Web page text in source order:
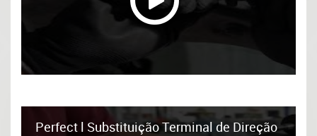
Perfect l Substituição Terminal de Direção